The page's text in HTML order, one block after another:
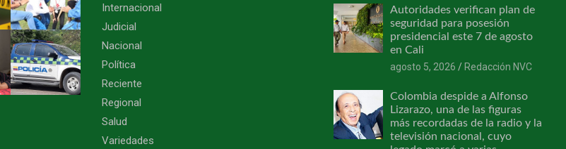
Internacional
Judicial
Nacional
Política
Reciente
Regional
Salud
Variedades
Autoridades verifican plan de
seguridad para posesión
presidencial este 7 de agosto
en Cali
agosto 5, 2026
Redacción NVC
Colombia despide a Alfonso
Lizarazo, una de las figuras
más recordadas de la radio y la
televisión nacional, cuyo